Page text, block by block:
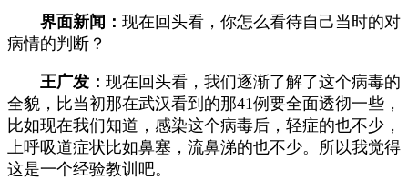
界面新闻： 现在回头看，你怎么看待自己当时的对
病情的判断？
王广发： 现在回头看，我们逐渐了解了这个病毒的
全貌，比当初那在武汉看到的那41例要全面透彻一些，
比如现在我们知道，感染这个病毒后，轻症的也不少，
上呼吸道症状比如鼻塞，流鼻涕的也不少。所以我觉得
这是一个经验教训吧。